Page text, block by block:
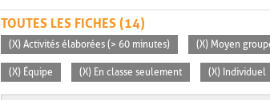
TOUTES LES FICHES (14)
(X) Activités élaborées (> 60 minutes) (X) Moyen
(X) Équipe (X) En classe seulement (X) Individuel